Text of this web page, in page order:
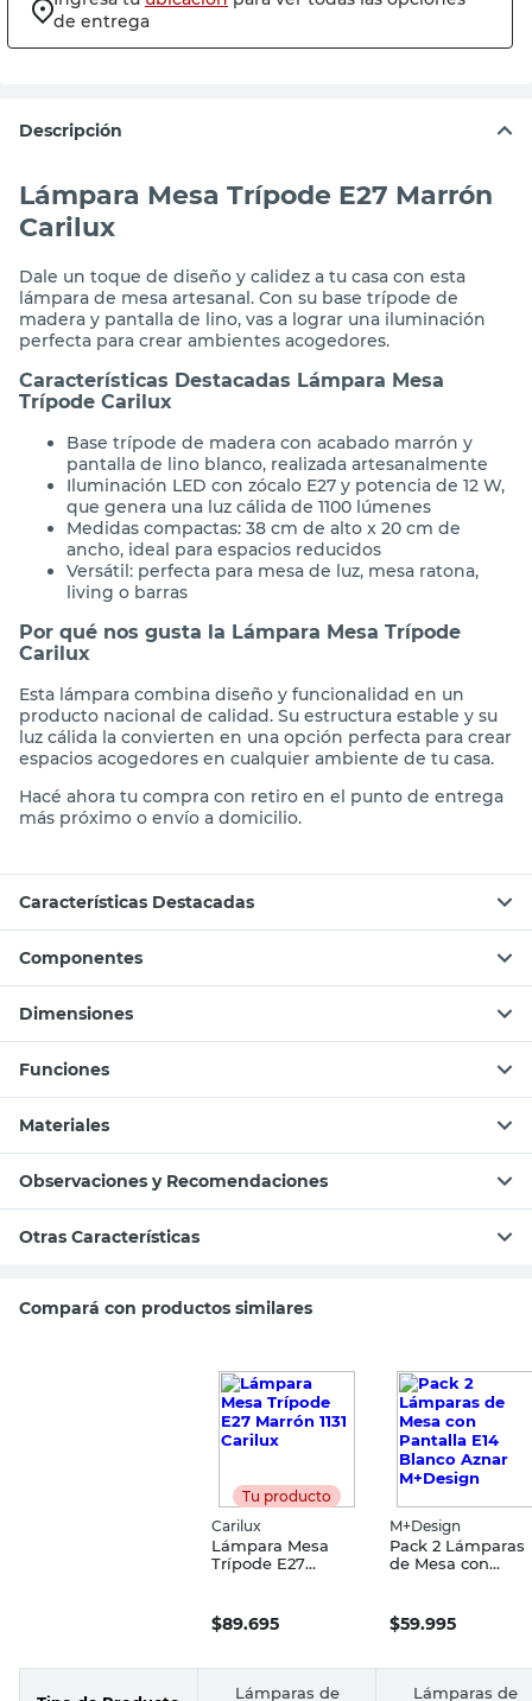
de entrega
Descripción
Lámpara Mesa Trípode E27 Marrón
Carilux
Dale un toque de diseño y calidez a tu casa con esta
lámpara de mesa artesanal. Con su base trípode de
madera y pantalla de lino, vas a lograr una iluminación
perfecta para crear ambientes acogedores.
Características Destacadas Lámpara Mesa
Trípode Carilux
Base trípode de madera con acabado marrón y
pantalla de lino blanco, realizada artesanalmente
Iluminación LED con zócalo E27 y potencia de 12 W,
que genera una luz cálida de 1100 lúmenes
Medidas compactas: 38 cm de alto x 20 cm de
ancho, ideal para espacios reducidos
Versátil: perfecta para mesa de luz, mesa ratona,
living o barras
Por qué nos gusta la Lámpara Mesa Trípode
Carilux
Esta lámpara combina diseño y funcionalidad en un
producto nacional de calidad. Su estructura estable y su
luz cálida la convierten en una opción perfecta para crear
espacios acogedores en cualquier ambiente de tu casa.
Hacé ahora tu compra con retiro en el punto de entrega
más próximo o envío a domicilio.
Características Destacadas
Componentes
Dimensiones
Funciones
Materiales
Observaciones y Recomendaciones
Otras Características
Compará con productos similares
Tu producto
Carilux
Lámpara Mesa
Trípode E27
$89.695
M+Design
Pack 2 Lámparas
de Mesa con
M+Design
$59.995
Lámparas de Lámparas de